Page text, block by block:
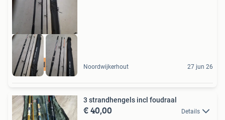
2 strandhengels Noordwijkerhout 27 jun 26
3 strandhengels incl foudraal
€ 40,00 Details